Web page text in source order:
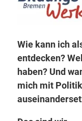
Wie kann ich
entdecken?
haben? Und
mich mit